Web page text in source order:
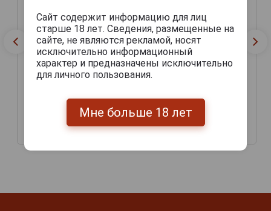
Баладин Леон тёмное
нефильтрованное 0.75л
637 руб.
Баладин Национале
нефильтрованное 0.75л
637 руб.
Сайт содержит информацию для лиц
старше 18 лет. Сведения, размещенные на
сайте, не являются рекламой, носят
исключительно информационный
характер и предназначены исключительно
для личного пользования.
Мне больше 18 лет